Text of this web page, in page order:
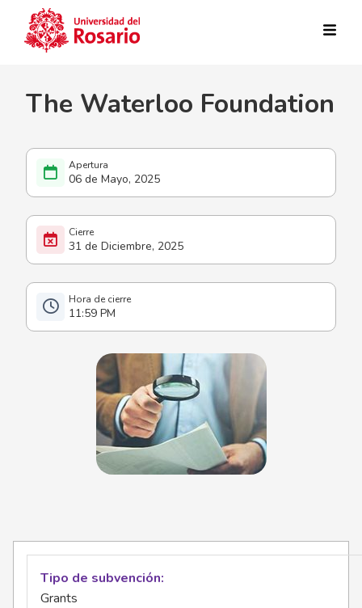
06 de Mayo, 2025
31 de Diciembre, 2025
11:59 PM
The Waterloo Foundation
Tipo de subvención
Grants